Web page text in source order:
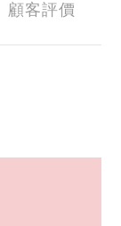
顧客評價